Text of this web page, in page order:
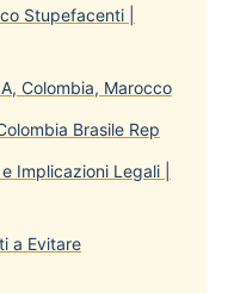
Stupefacenti |
Colombia, Marocco
Brasile Rep
Implicazioni Legali |
a Evitare